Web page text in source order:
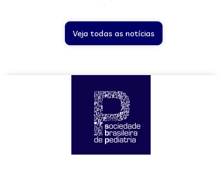
Veja todas as notícias